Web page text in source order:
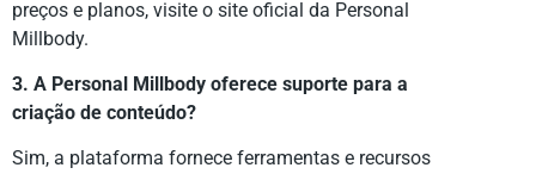
preços e planos, visite o site oficial da Personal
Millbody.
3. A Personal Millbody oferece suporte para a
criação de conteúdo?
Sim, a plataforma fornece ferramentas e recursos